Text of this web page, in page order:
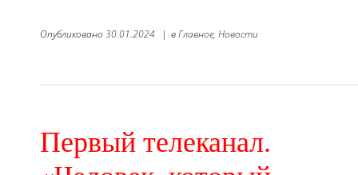
Опубликовано 30.01.2024 | вГлавное, Новости
Первый телеканал.